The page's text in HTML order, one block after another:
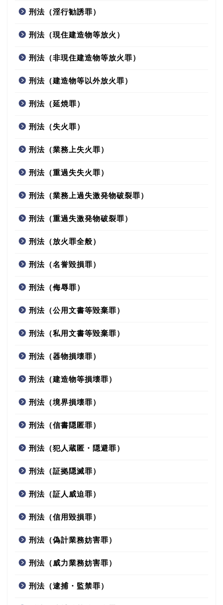
刑法（淫行勧誘罪）
刑法（現住建造物等放火）
刑法（非現住建造物等放火罪）
刑法（建造物等以外放火罪）
刑法（延焼罪）
刑法（失火罪）
刑法（業務上失火罪）
刑法（重過失失火罪）
刑法（業務上過失激発物破裂罪）
刑法（重過失激発物破裂罪）
刑法（放火罪全般）
刑法（名誉毀損罪）
刑法（侮辱罪）
刑法（公用文書等毀棄罪）
刑法（私用文書等毀棄罪）
刑法（器物損壊罪）
刑法（建造物等損壊罪）
刑法（境界損壊罪）
刑法（信書隠匿罪）
刑法（犯人蔵匿・隠避罪）
刑法（証拠隠滅罪）
刑法（証人威迫罪）
刑法（信用毀損罪）
刑法（偽計業務妨害罪）
刑法（威力業務妨害罪）
刑法（逮捕・監禁罪）